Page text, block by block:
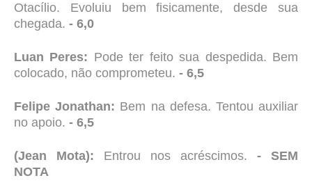
Otacílio. Evoluiu bem fisicamente, desde sua
chegada. - 6,0
Luan Peres: Pode ter feito sua despedida. Bem
colocado, não comprometeu. - 6,5
Felipe Jonathan: Bem na defesa. Tentou auxiliar
no apoio. - 6,5
(Jean Mota): Entrou nos acréscimos. - SEM
NOTA